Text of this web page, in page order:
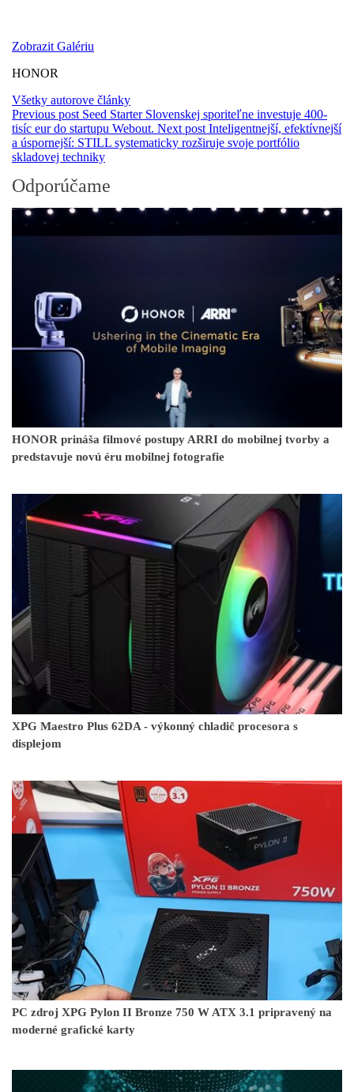
Zobrazit Galériu
HONOR
Všetky autorove články
Previous post Seed Starter Slovenskej sporiteľne investuje 400-
tisíc eur do startupu Webout. Next post Inteligentnejší, efektívnejší
a úspornejší: STILL systematicky rozširuje svoje portfólio
skladovej techniky
Odporúčame
HONOR prináša filmové postupy ARRI do mobilnej tvorby a
predstavuje novú éru mobilnej fotografie
XPG Maestro Plus 62DA - výkonný chladič procesora s
displejom
PC zdroj XPG Pylon II Bronze 750 W ATX 3.1 pripravený na
moderné grafické karty